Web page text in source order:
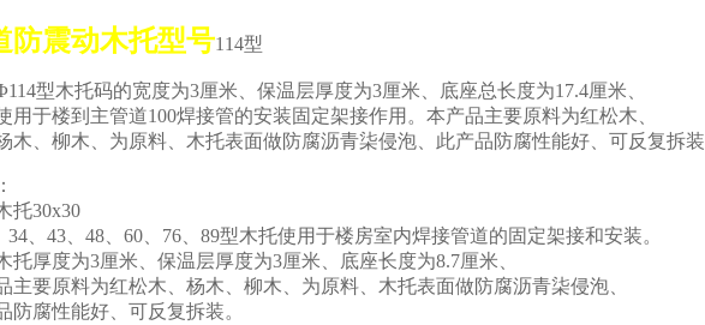
防震动木托型号114型
型木托码的宽度为3厘米、保温层厚度为3厘米、底座总长度为17.4厘米、
于楼到主管道100焊接管的安装固定架接作用。本产品主要原料为红松木、
、柳木、为原料、木托表面做防腐沥青柒侵泡、此产品防腐性能好、可反复拆装
托30x30
34、43、48、60、76、89型木托使用于楼房室内焊接管道的固定架接和安装。
托厚度为3厘米、保温层厚度为3厘米、底座长度为8.7厘米、
主要原料为红松木、杨木、柳木、为原料、木托表面做防腐沥青柒侵泡、
防腐性能好、可反复拆装。